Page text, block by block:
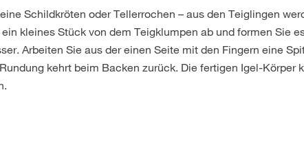
Schildkröten oder Tellerrochen – aus den Teiglingen
kleines Stück von dem Teigklumpen ab und formen Sie
Arbeiten Sie aus der einen Seite mit den Fingern eine
kehrt beim Backen zurück. Die fertigen Igel-Körper